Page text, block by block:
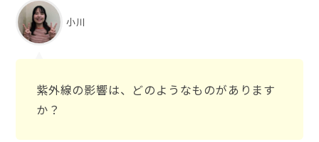
小川
紫外線の影響は、どのようなものがあります
か？